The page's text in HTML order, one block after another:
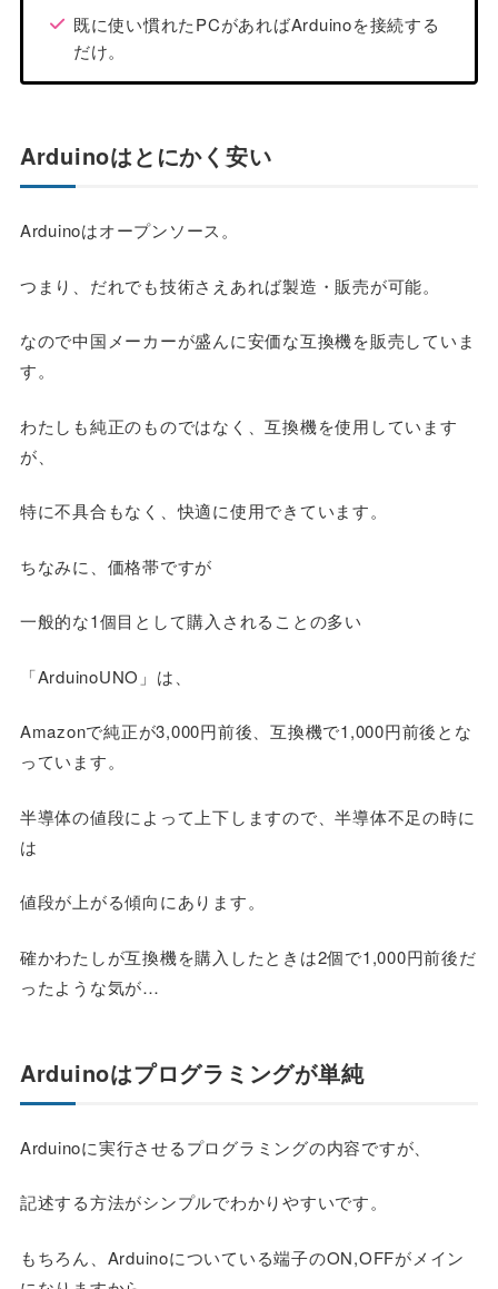
既に使い慣れたPCがあればArduinoを接続する
だけ。
Arduinoはとにかく安い
Arduinoはオープンソース。
つまり、だれでも技術さえあれば製造・販売が可能。
なので中国メーカーが盛んに安価な互換機を販売していま
す。
わたしも純正のものではなく、互換機を使用しています
が、
特に不具合もなく、快適に使用できています。
ちなみに、価格帯ですが
一般的な1個目として購入されることの多い
「ArduinoUNO」は、
Amazonで純正が3,000円前後、互換機で1,000円前後とな
っています。
半導体の値段によって上下しますので、半導体不足の時に
は
値段が上がる傾向にあります。
確かわたしが互換機を購入したときは2個で1,000円前後だ
ったような気が…
Arduinoはプログラミングが単純
Arduinoに実行させるプログラミングの内容ですが、
記述する方法がシンプルでわかりやすいです。
もちろん、Arduinoについている端子のON,OFFがメイン